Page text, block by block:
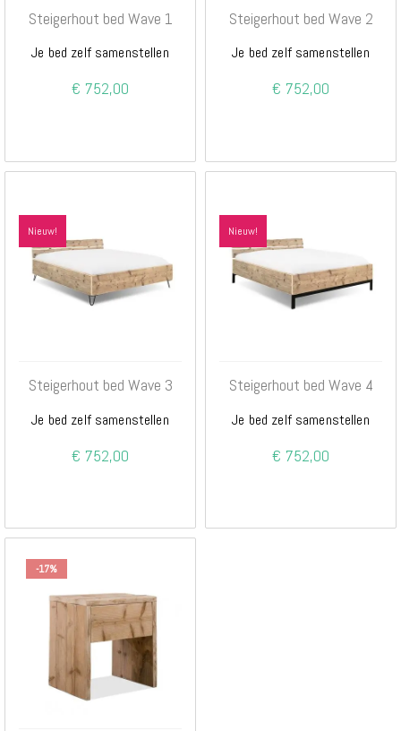
Steigerhout bed Wave 1
Je bed zelf samenstellen
€ 752,00
Steigerhout bed Wave 2
Je bed zelf samenstellen
€ 752,00
Nieuw!
Steigerhout bed Wave 3
Je bed zelf samenstellen
€ 752,00
Nieuw!
Steigerhout bed Wave 4
Je bed zelf samenstellen
€ 752,00
-17%